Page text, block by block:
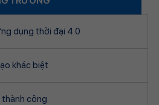
dụng thời đại 4.0
khác biệt
thành công